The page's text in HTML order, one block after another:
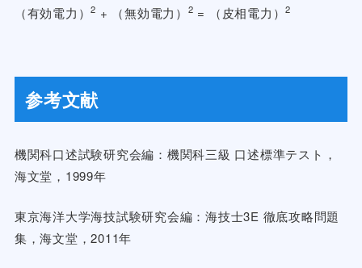
（有効電力）2 + （無効電力） 2 = （皮相電力）2
参考文献
機関科口述試験研究会編：機関科三級 口述標準テスト，
海文堂，1999年
東京海洋大学海技試験研究会編：海技士3E 徹底攻略問題
集，海文堂，2011年